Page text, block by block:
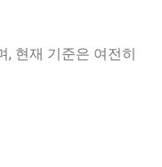
현재 기준은 여전히